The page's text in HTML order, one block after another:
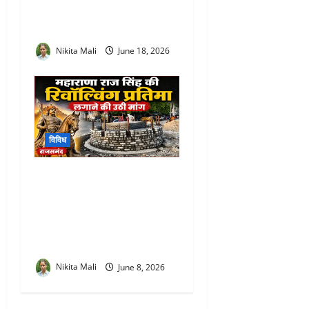
Nikita Mali June 18, 2026
विविध
Nikita Mali June 8, 2026